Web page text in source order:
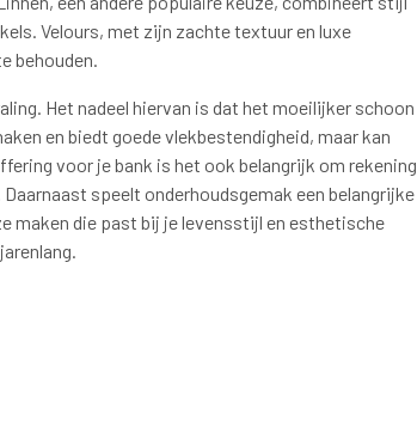
Velours, met zijn zachte textuur en luxe
behouden.
Het nadeel hiervan is dat het moeilijker schoon
en biedt goede vlekbestendigheid, maar kan
voor je bank is het ook belangrijk om rekening
speelt onderhoudsgemak een belangrijke
maken die past bij je levensstijl en esthetische